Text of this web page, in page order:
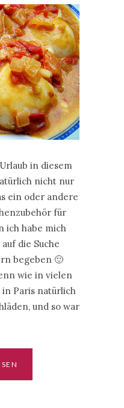
in diesem
nicht nur
ein oder andere
für
ich habe mich
die Suche
begeben 🙂
wie in vielen
Paris natürlich
und so war